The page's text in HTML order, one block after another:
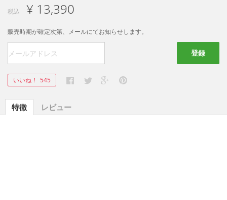
税込 ¥ 13,390
販売時期が確定次第、メールにてお知らせします。
登録
いいね！ 545
特徴 レビュー